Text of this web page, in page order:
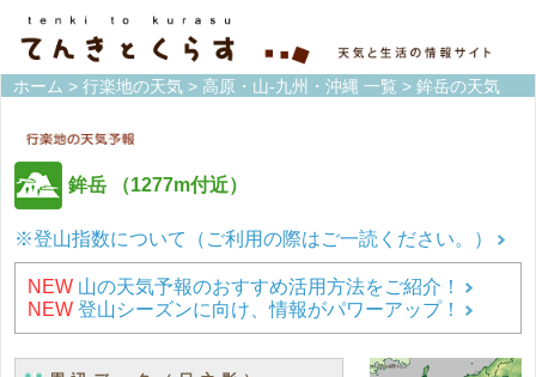
ホーム > 行楽地の天気 > 高原・山-九州・沖縄 一覧 > 鉾岳の天気
鉾岳 （1277m付近）
※登山指数について（ご利用の際はご一読ください。）
NEW 山の天気予報のおすすめ活用方法をご紹介！
NEW 登山シーズンに向け、情報がパワーアップ！